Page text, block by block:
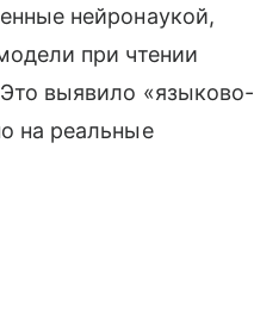
нейронаукой,
при чтении
выявило «языково-
на реальные